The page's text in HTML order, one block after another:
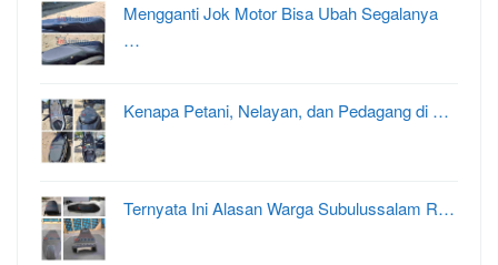
Mengganti Jok Motor Bisa Ubah Segalanya
…
Kenapa Petani, Nelayan, dan Pedagang di …
Ternyata Ini Alasan Warga Subulussalam R…